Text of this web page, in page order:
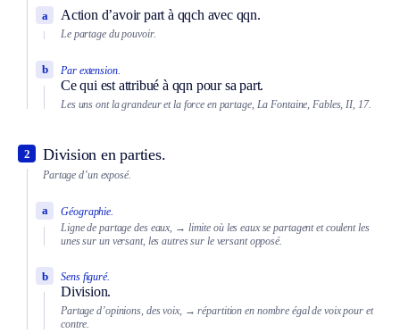
Action d’avoir part à qqch avec qqn.
a
Le partage du pouvoir.
Par extension.
Ce qui est attribué à qqn pour sa part.
b
Les uns ont la grandeur et la force en partage, La Fontaine, Fables, II, 17.
Division en parties.
2
Partage d’un exposé.
Géographie.
a
Ligne de partage des eaux, → limite où les eaux se partagent et coulent les
unes sur un versant, les autres sur le versant opposé.
Sens figuré.
Division.
b
Partage d’opinions, des voix, → répartition en nombre égal de voix pour et
contre.